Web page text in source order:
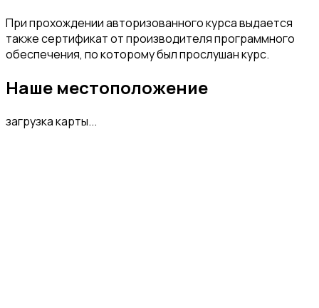
При прохождении авторизованного курса выдается
также сертификат от производителя программного
обеспечения, по которому был прослушан курс.
Наше местоположение
загрузка карты...